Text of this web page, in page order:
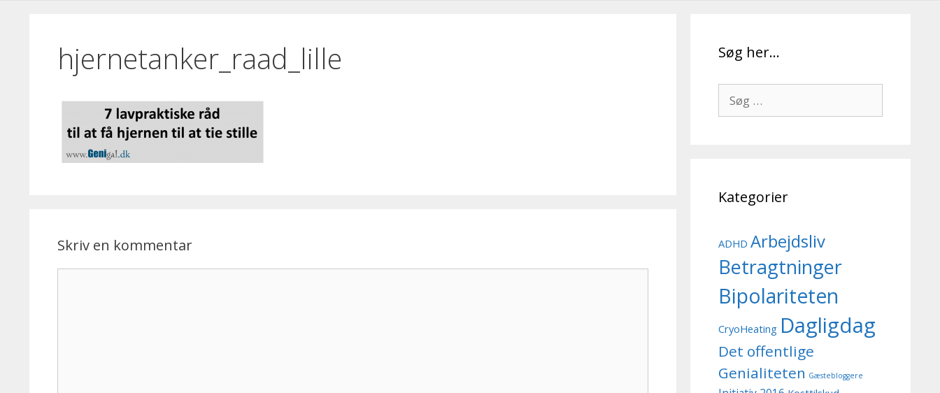
hjernetanker_raad_lille
Skriv en kommentar
Søg her…
efter:
Kategorier
ADHD Arbejdsliv
Betragtninger
Bipolariteten
CryoHeating Dagligdag
Det offentlige
Genialiteten Gæstebloggere